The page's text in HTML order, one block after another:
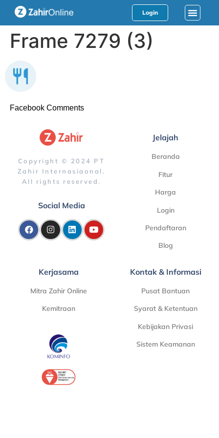
Login
Frame 7279 (3)
Facebook Comments
Copyright © 2024 PT
Zahir Internasiaonal.
All rights reserved.
Social Media
Jelajah
Beranda
Fitur
Harga
Login
Pendaftaran
Blog
Kerjasama
Mitra Zahir Online
Kemitraan
Kontak & Informasi
Pusat Bantuan
Syarat & Ketentuan
Kebijakan Privasi
Sistem Keamanan